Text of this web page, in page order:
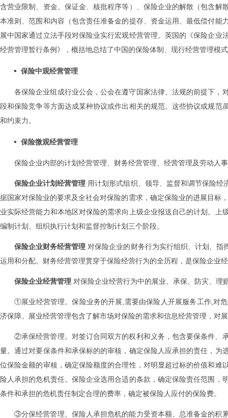
含营业限制、资金、保证金、核批程序等）、保险企业的解散（包含
本准则、范围和内容（包含责任准备金的提存、资金运用、最低偿付
展中国家通过立法手段对保险业实行宏观经营管理。英国的《保险企
经营管理暂行条例》，概括地总结了中国的保险体制、现行经营管理模
保险中观经营管理
各保险企业组成行业公会，公会在遵守国家法律、法规的前提下
段和保险竞争等方面达成某种协议或作出相关的规范。这些协议或规
和约束力。
保险微观经营管理
保险企业内部的计划经营管理、财务经营管理、经营管理及劳动人
保险企业计划经营管理 用计划形式组织、领导、监督和调节保险
据国家对保险业的要求及全社会对保险的需求，确定保险业的进展目标
业实际经营能力和本地区对保险的需求向上级企业报送自己的计划。
编制计划、组织执行计划和监督控制计划三个阶段。
保险企业财务经营管理 对保险企业的财务行为实行组织、计划、指
运用和分配。财务经营管理贯穿于保险经营行为的全历程，是保险企业
保险企业经营管理 对保险企业经营行为中的展业、承保、防灾、理
①展业经营管理。保险业务的开展,需要由保险人开展服务工作,对
济保障。展业经营管理包含了解市场对保险的需求和信息经营管理，对
②承保经营管理。对签订合同双方的权利和义务，包含要保条件、
量。通过对要保条件和承保标的的审核，确定保险人应承担的责任，
位保险金额的审核，确定保险额度的合理性，对明显超过标的价值和
险人承担的危机责任。保险企业选用合适的条款，确定保险责任范围
条件和承担的危机责任制定合理的费率，确定被保险人应付的保险费。
③分保经营管理。保险人承担危机的能力受资本额、总准备金的积